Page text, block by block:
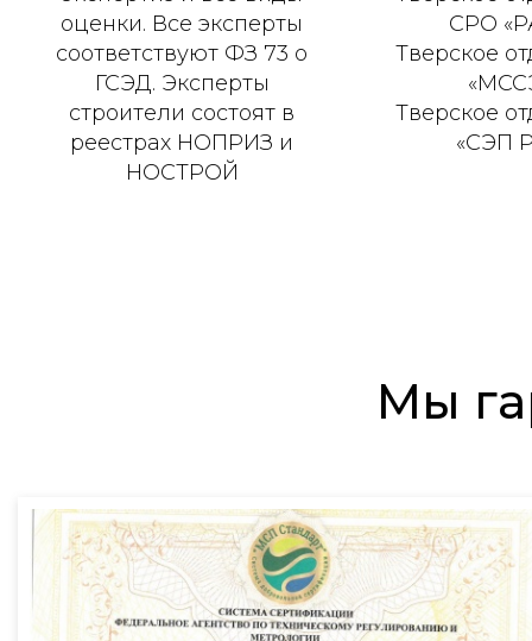
оценки. Все эксперты
соответствуют ФЗ 73 о
ГСЭД. Эксперты
строители состоят в
реестрах НОПРИЗ и
НОСТРОЙ
СРО
Тверское
Тверское
«СЭП
Мы